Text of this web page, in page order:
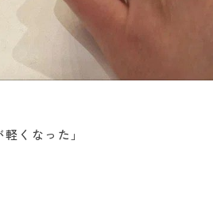
くなった」